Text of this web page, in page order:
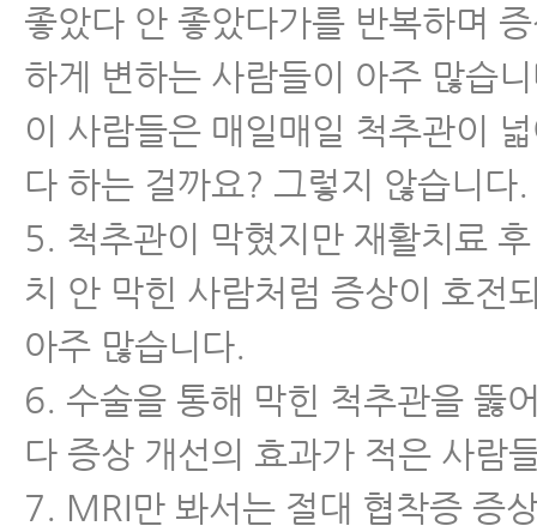
좋았다 안 좋았다가를 반복하며
하게 변하는 사람들이 아주 많습
이 사람들은 매일매일 척추관이
다 하는 걸까요? 그렇지 않습니다.
5. 척추관이 막혔지만 재활치료
치 안 막힌 사람처럼 증상이 호전
아주 많습니다.
6. 수술을 통해 막힌 척추관을 뚫
다 증상 개선의 효과가 적은 사람
7. MRI만 봐서는 절대 협착증 증